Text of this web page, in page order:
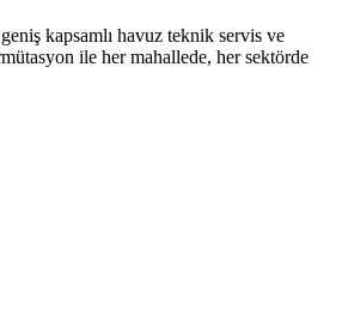
kapsamlı havuz teknik servis ve
ile her mahallede, her sektörde